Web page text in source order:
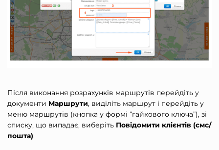
Після виконання розрахунків маршрутів перейдіть у
документи Маршрути, виділіть маршрут і перейдіть у
меню маршрутів (кнопка у формі “гайкового ключа”), зі
списку, що випадає, виберіть Повідомити клієнтів (смс/
пошта):